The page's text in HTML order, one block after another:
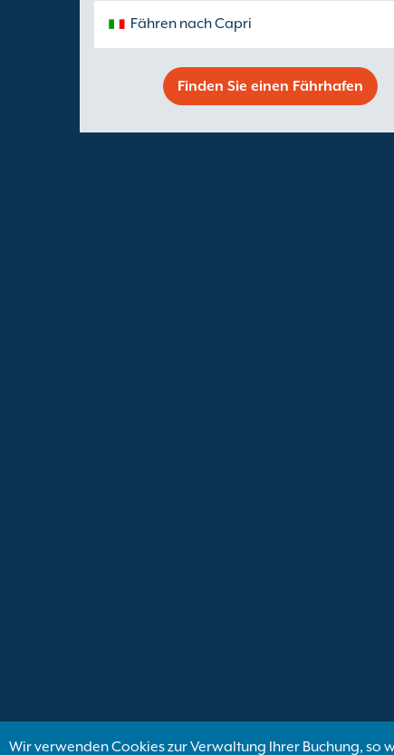
Fähren nach Capri
Finden Sie einen Fährhafen
Wir verwenden Cookies zur Verwaltung Ihrer Buchung, so